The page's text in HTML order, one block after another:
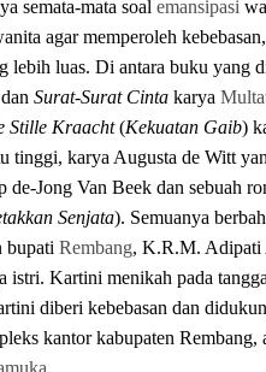
semata-mata soal emansipasi
agar memperoleh
lebih luas. Di antara buku yang
Surat-Surat Cinta karya
Stille Kraacht(Kekuatan Gaib)
tinggi, karya Augusta de Witt
Jong Van Beek dan sebuah
Senjata). Semuanya
bupati Rembang, K.R.M. Adipati
istri. Kartini menikah pada
diberi kebebasan dan
kantor kabupaten Rembang,
.